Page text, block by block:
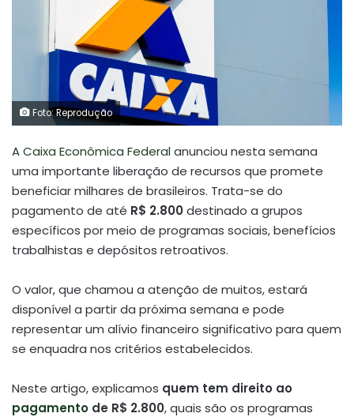
Foto: Reprodução
ACaixa Econômica Federalanunciou nesta semana
uma importante liberação de recursos que promete
beneficiar milhares de brasileiros. Trata-se do
pagamento de até R$ 2.800destinado a grupos
específicos por meio de programas sociais, benefícios
trabalhistas e depósitos retroativos.
O valor, que chamou a atenção de muitos, estará
disponível a partir da próxima semana e pode
representar um alívio financeiro significativo para quem
se enquadra nos critérios estabelecidos.
Neste artigo, explicamos quem tem direito ao
pagamento de R$ 2.800, quais são os programas